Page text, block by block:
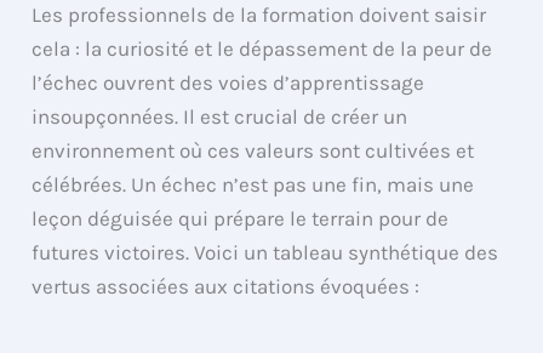
Les professionnels de la formation doivent saisir
cela : la curiosité et le dépassement de la peur de
l’échec ouvrent des voies d’apprentissage
insoupçonnées. Il est crucial de créer un
environnement où ces valeurs sont cultivées et
célébrées. Un échec n’est pas une fin, mais une
leçon déguisée qui prépare le terrain pour de
futures victoires. Voici un tableau synthétique des
vertus associées aux citations évoquées :